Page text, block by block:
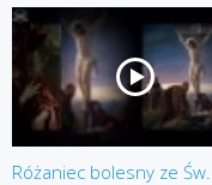
Różaniec bolesny ze Św.